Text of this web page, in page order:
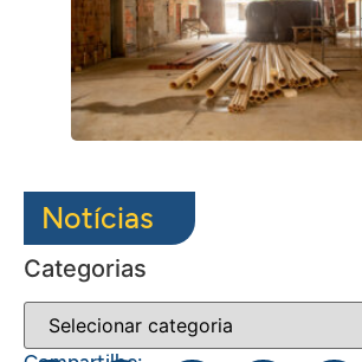
Notícias
Categorias